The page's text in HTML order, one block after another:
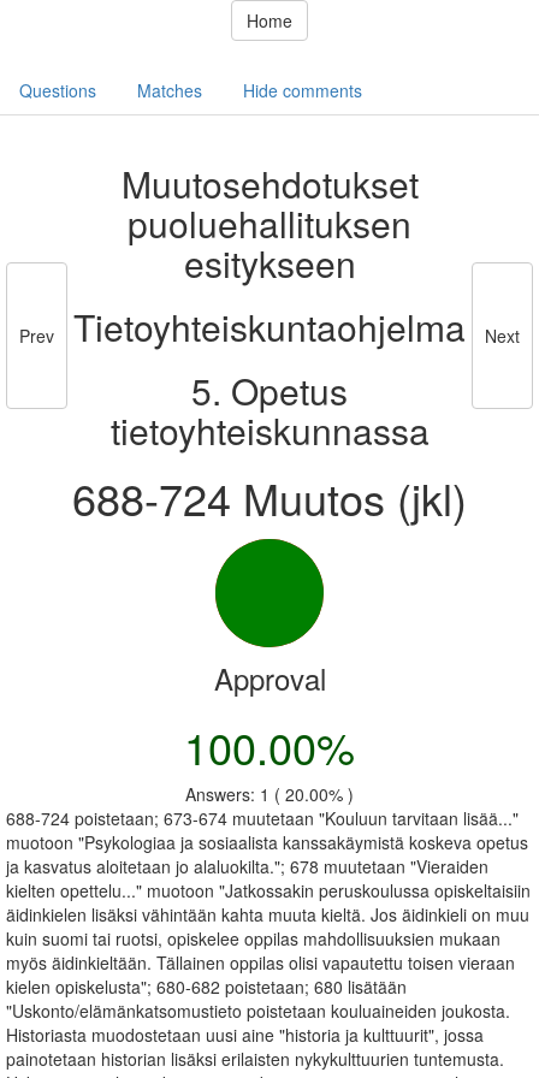
Home
Questions Matches Hide comments
Prev
Muutosehdotukset
puoluehallituksen
esitykseen
Tietoyhteiskuntaohjelma
5. Opetus
tietoyhteiskunnassa
688-724 Muutos (jkl)
Next
Approval
100.00%
Answers: 1 ( 20.00% )
688-724 poistetaan; 673-674 muutetaan "Kouluun tarvitaan lisää..."
muotoon "Psykologiaa ja sosiaalista kanssakäymistä koskeva opetus
ja kasvatus aloitetaan jo alaluokilta."; 678 muutetaan "Vieraiden
kielten opettelu..." muotoon "Jatkossakin peruskoulussa opiskeltaisiin
äidinkielen lisäksi vähintään kahta muuta kieltä. Jos äidinkieli on muu
kuin suomi tai ruotsi, opiskelee oppilas mahdollisuuksien mukaan
myös äidinkieltään. Tällainen oppilas olisi vapautettu toisen vieraan
kielen opiskelusta"; 680-682 poistetaan; 680 lisätään
"Uskonto/elämänkatsomustieto poistetaan kouluaineiden joukosta.
Historiasta muodostetaan uusi aine "historia ja kulttuurit", jossa
painotetaan historian lisäksi erilaisten nykykulttuurien tuntemusta.